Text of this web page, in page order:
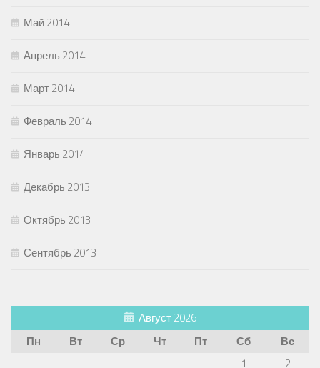
Май 2014
Апрель 2014
Март 2014
Февраль 2014
Январь 2014
Декабрь 2013
Октябрь 2013
Сентябрь 2013
Август 2026
Пн
Вт Ср Чт Пт Сб
Вс
1
2